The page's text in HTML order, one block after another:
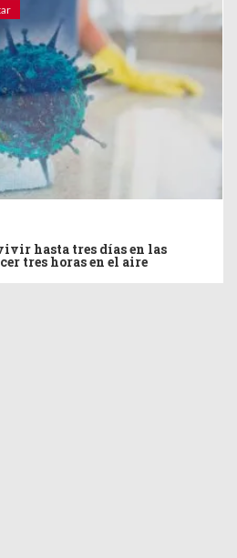
hasta tres días en las
tres horas en el aire